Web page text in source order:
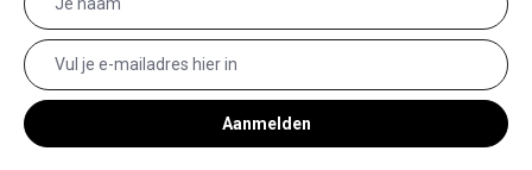
Aanmelden